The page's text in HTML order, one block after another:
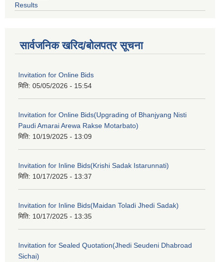
Results
सार्वजनिक खरिद/बोलपत्र सूचना
Invitation for Online Bids
मिति: 05/05/2026 - 15:54
Invitation for Online Bids(Upgrading of Bhanjyang Nisti
Paudi Amarai Arewa Rakse Motarbato)
मिति: 10/19/2025 - 13:09
Invitation for Inline Bids(Krishi Sadak Istarunnati)
मिति: 10/17/2025 - 13:37
Invitation for Inline Bids(Maidan Toladi Jhedi Sadak)
मिति: 10/17/2025 - 13:35
Invitation for Sealed Quotation(Jhedi Seudeni Dhabroad
Sichai)